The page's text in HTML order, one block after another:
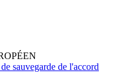
sauvegarde de l'accord